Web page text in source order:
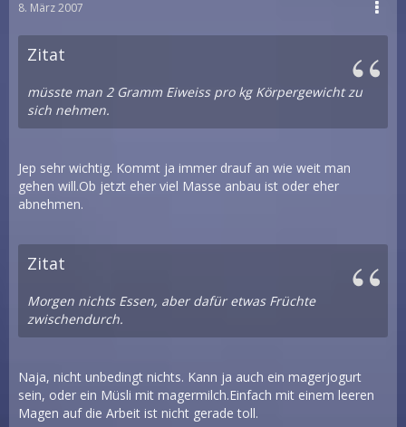
8. März 2007
Zitat
müsste man 2 Gramm Eiweiss pro kg Körpergewicht zu
sich nehmen.
Jep sehr wichtig. Kommt ja immer drauf an wie weit man
gehen will.Ob jetzt eher viel Masse anbau ist oder eher
abnehmen.
Zitat
Morgen nichts Essen, aber dafür etwas Früchte
zwischendurch.
Naja, nicht unbedingt nichts. Kann ja auch ein magerjogurt
sein, oder ein Müsli mit magermilch.Einfach mit einem leeren
Magen auf die Arbeit ist nicht gerade toll.